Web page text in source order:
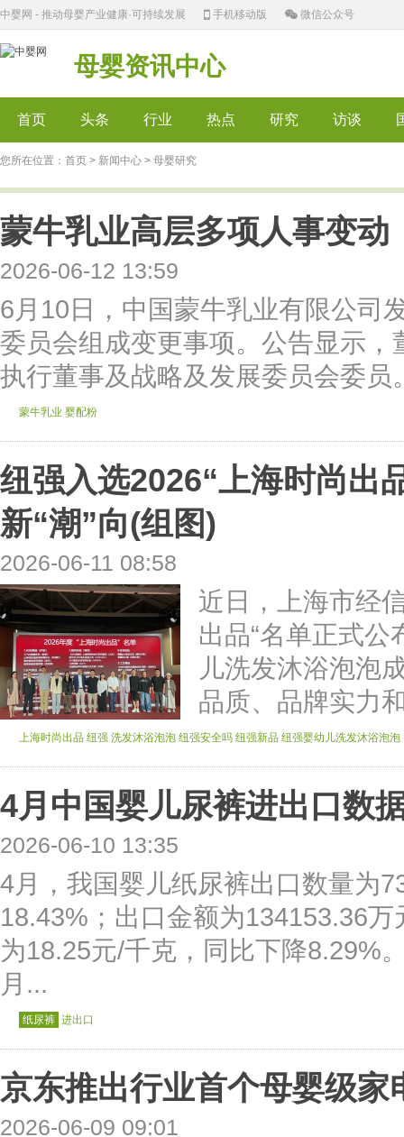
中婴网 - 推动母婴产业健康·可持续发展 手机移动版 微信公众号
母婴资讯中心
首页 头条 行业 热点 研究 访谈
您所在位置： 首页 > 新闻中心 > 母婴研究
蒙牛乳业高层多项人事变动
2026-06-12 13:59
6月10日，中国蒙牛乳业有限公司
委员会组成变更事项。公告显示
执行董事及战略及发展委员会委
蒙牛乳业 婴配粉
纽强入选2026“上海时尚出
新“潮”向(组图)
2026-06-11 08:58
近日，上海市经
出品“名单正式
儿洗发沐浴泡泡
品质、品牌实力
上海时尚出品 纽强 洗发沐浴泡泡 纽强安全吗 纽强新品 纽强婴幼儿洗发沐浴泡泡
4月中国婴儿尿裤进出口数
2026-06-10 13:35
4月，我国婴儿纸尿裤出口数量为
18.43%；出口金额为134153.36
为18.25元/千克，同比下降8.29%
月...
纸尿裤 进出口
京东推出行业首个母婴级家
2026-06-09 09:01